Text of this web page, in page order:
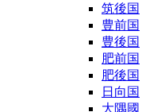
筑後国
豊前国
豊後国
肥前国
肥後国
日向国
大隅國